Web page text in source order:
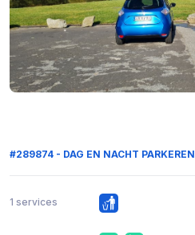
#289874 - DAG EN NACHT PARKEREN
1 services